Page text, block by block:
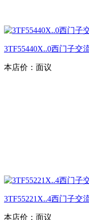
3TF55440X..0西门子交
本店价： 面议
3TF55221X..4西门子交
本店价： 面议